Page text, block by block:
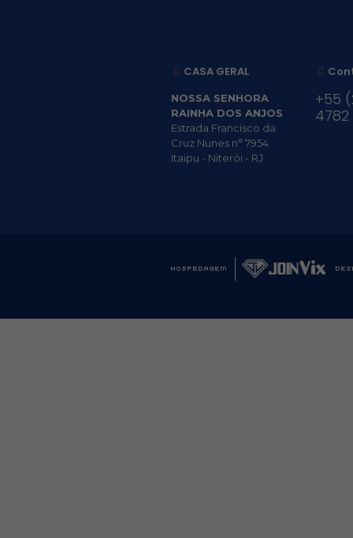
CASA GERAL
NOSSA SENHORA
RAINHA DOS ANJOS
Estrada Francisco da
Cruz Nunes n° 7954
Itaipu - Niterói - RJ
+55
4782